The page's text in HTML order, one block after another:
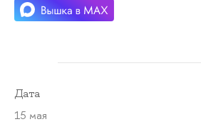
Дата
15 мая